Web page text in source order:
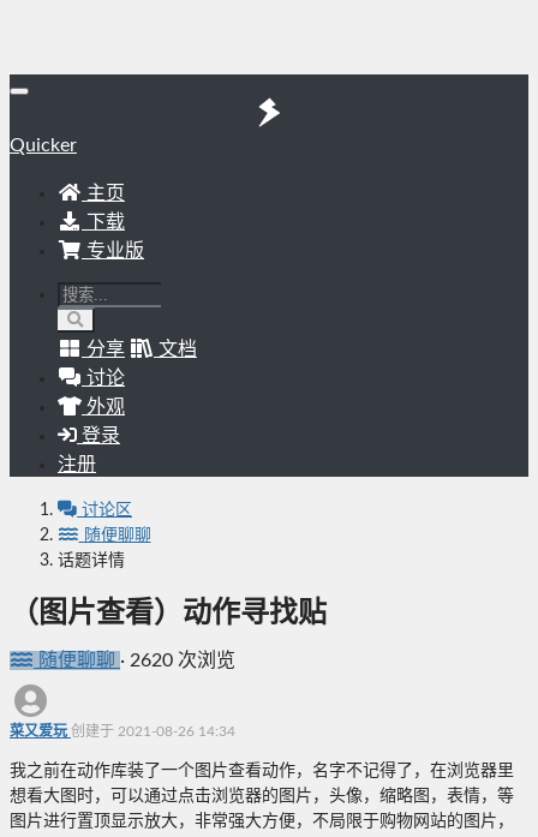
Quicker
主页
下载
专业版
分享
文档
讨论
外观
登录
注册
讨论区
随便聊聊
话题详情
（图片查看）动作寻找贴
随便聊聊 · 2620 次浏览
菜又爱玩 创建于 2021-08-26 14:34
我之前在动作库装了一个图片查看动作，名字不记得了，在浏览器里
想看大图时，可以通过点击浏览器的图片，头像，缩略图，表情，等
图片进行置顶显示放大，非常强大方便，不局限于购物网站的图片，